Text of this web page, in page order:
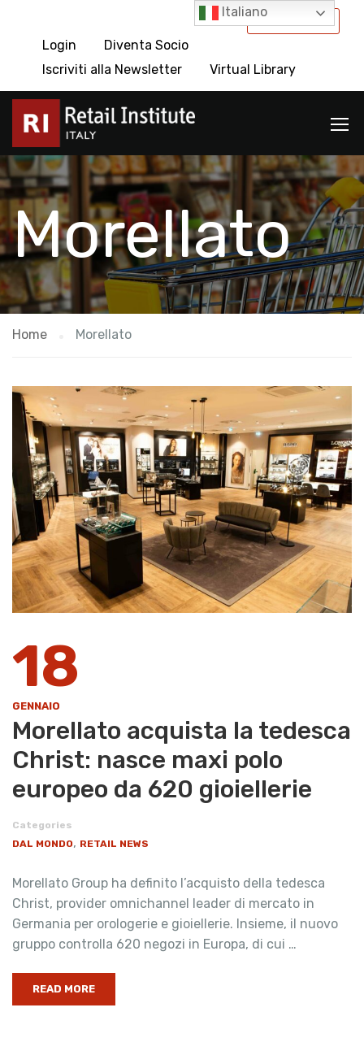
International
Login
Diventa Socio
Iscriviti alla Newsletter
Virtual Library
Morellato
Home Morellato
18
GENNAIO
Morellato acquista la tedesca
Christ: nasce maxi polo
europeo da 620 gioiellerie
Categories
DAL MONDO, RETAIL NEWS
Morellato Group ha definito l’acquisto della tedesca
Christ, provider omnichannel leader di mercato in
Germania per orologerie e gioiellerie. Insieme, il nuovo
gruppo controlla 620 negozi in Europa, di cui …
READ MORE
Italiano